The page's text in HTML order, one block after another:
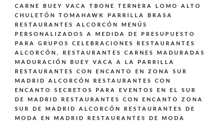
CARNE BUEY VACA TBONE TERNERA LOMO ALTO
CHULETÓN TOMAHAWK PARRILLA BRASA
RESTAURANTES ALCORCÓN MENÚS
PERSONALIZADOS A MEDIDA DE PRESUPUESTO
PARA GRUPOS CELEBRACIONES
RESTAURANTES
ALCORCÓN,
RESTAURANTES CARNES MADURADAS
MADURACIÓN BUEY VACA A LA PARRILLA
RESTAURANTES CON ENCANTO EN ZONA SUR
MADRID ALCORCÓN
RESTAURANTES CON
ENCANTO SECRETOS PARA EVENTOS EN EL SUR
DE MADRID
RESTAURANTES CON ENCANTO ZONA
SUR DE MADRID ALCORCÓN
RESTAURANTES DE
MODA EN MADRID
RESTAURANTES DE MODA